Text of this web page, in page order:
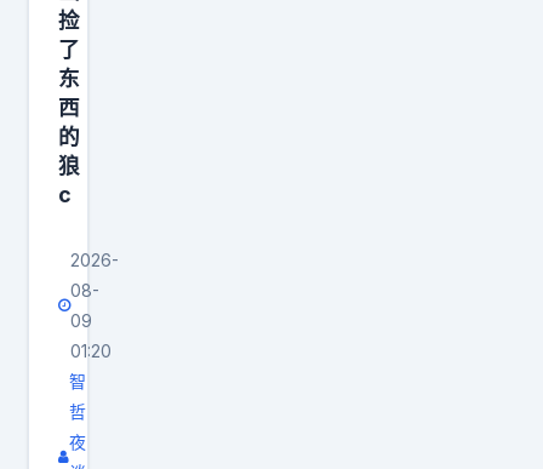
人
员
坐
到
你
的
置
，
开
到
对
面
啊
，
，
，
，
，
疑
人
里
也
是
捡
了
东
西
的
狼
c
2026-
08-
09
01:20
智
哲
夜